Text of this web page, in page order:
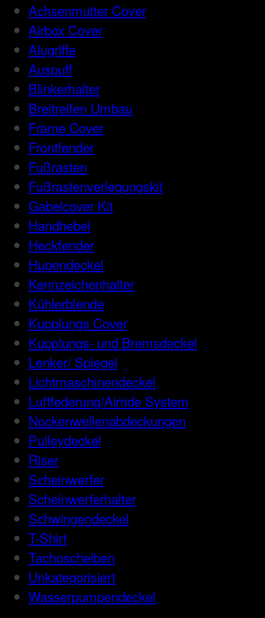
Achsenmutter Cover
Airbox Cover
Alugriffe
Auspuff
Blinkerhalter
Breitreifen Umbau
Frame Cover
Frontfender
Fußrasten
Fußrastenverlegungskit
Gabelcover Kit
Handhebel
Heckfender
Hupendeckel
Kennzeichenhalter
Kühlerblende
Kupplungs Cover
Kupplungs- und Bremsdeckel
Lenker/ Spiegel
Lichtmaschinendeckel
Luftfederung/Airride System
Nockenwellenabdeckungen
Pulleydeckel
Riser
Scheinwerfer
Scheinwerferhalter
Schwingendeckel
T-Shirt
Tachoscheiben
Unkategorisiert
Wasserpumpendeckel